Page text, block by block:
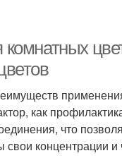
как
что
свои концентрации и